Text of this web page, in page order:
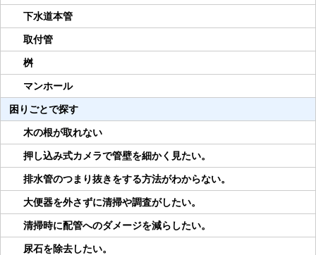
下水道本管
取付管
桝
マンホール
困りごとで探す
木の根が取れない
押し込み式カメラで管壁を細かく見たい。
排水管のつまり抜きをする方法がわからない。
大便器を外さずに清掃や調査がしたい。
清掃時に配管へのダメージを減らしたい。
尿石を除去したい。